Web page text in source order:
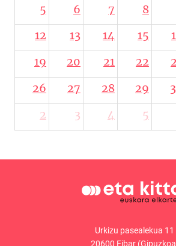
5
6 7 8
12
13 14 15
19
20 21 22
26
27 28 29
2
3 4 5
Urkizu pasealekua 11
20600 Eibar